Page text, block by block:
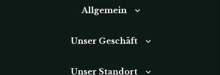
Allgemein
Unser Geschäft
Unser Standort